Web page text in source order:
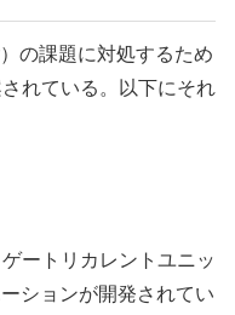
の課題に対処するため
れている。以下にそれ
ートリカレントユニッ
ションが開発されてい